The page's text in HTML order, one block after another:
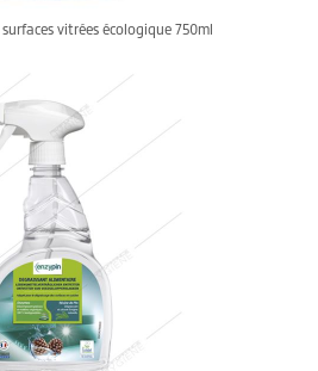
vitrées écologique 750ml